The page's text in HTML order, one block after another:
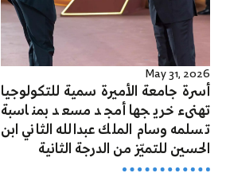
May 31, 2026
أسرة جامعة الأميرة سمية للتكولوجيا
تهنىء خريجها أمجد مسعد بمناسبة
تسلمه وسام الملك عبدالله الثاني ابن
الحسين للتميّز من الدرجة الثانية